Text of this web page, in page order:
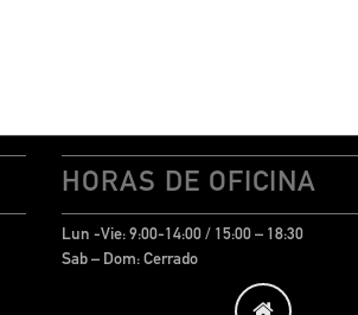
HORAS DE OFICINA
Lun -Vie: 9:00-14:00 / 15:00 – 18:30
Sab – Dom: Cerrado